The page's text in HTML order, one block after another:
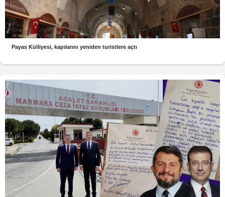
Payas Külliyesi, kapılarını yeniden turistlere açtı